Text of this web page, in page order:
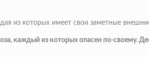
из которых имеет свои заметные
каждый из которых опасен по-своему.